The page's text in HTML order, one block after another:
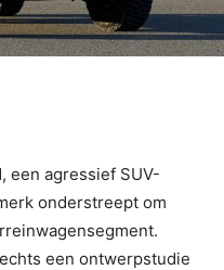
een agressief SUV-
onderstreept om
een ontwerpstudie